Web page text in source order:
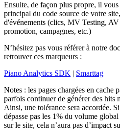
Ensuite, de façon plus propre, il
principal du code source de votre
d'événements (clics, MV Testing,
promotion, campagnes, etc.)
N’hésitez pas vous référer à notre
retrouver ces marqueurs :
Piano Analytics SDK | Smarttag
Notes : les pages chargées en cache
parfois continuer de générer des hits
Ainsi, une tolérance sera accordée.
dépasse pas les 1% du volume
sur le site, cela n’aura pas d’impact